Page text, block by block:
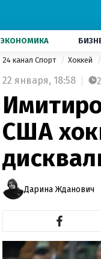
ЭКОНОМИКА
24 канал Спорт Хоккей
22 января, 18:58 2
США
Дарина Жданович